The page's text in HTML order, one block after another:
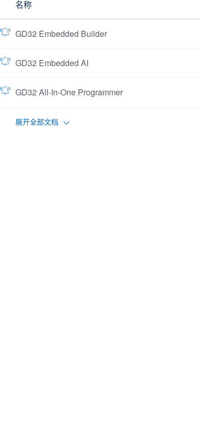
名称
GD32 Embedded Builder
GD32 Embedded AI
GD32 All-In-One Programmer
展开全部文档